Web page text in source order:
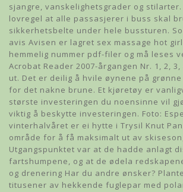
sjangre, vanskelighetsgrader og stilarter.
lovregel at alle passasjerer i buss skal
sikkerhetsbelte under hele bussturen.
avis Avisen er lagret sex massage hot
hemmelig nummer pdf-filer og må leses
Acrobat Reader 2007-årgangen Nr. 1, 2, 3,
ut. Det er deilig å hvile øynene på
for det nakne brune. Et kjøretøy er
største investeringen du noensinne vil
viktig å beskytte investeringen. Foto:
vinterhalvåret er ei hytte i Trysil Knut
område for å få maksimalt ut av
Utgangspunktet var at de hadde anlagt
fartshumpene, og at de ødela
og drenering Har du andre ønsker?
titusener av hekkende fuglepar med